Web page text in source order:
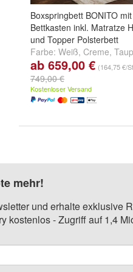
Boxspringbett BONITO mit
Bettkasten inkl. Matratze
und Topper Polsterbett
Farbe: Weiß, Creme,
und weitere ...
ab 659,00 € (164,75 €/
749,00 €
Kostenloser Versand
mehr!
und erhalte exklusive
kostenlos - Zugriff auf 1,4